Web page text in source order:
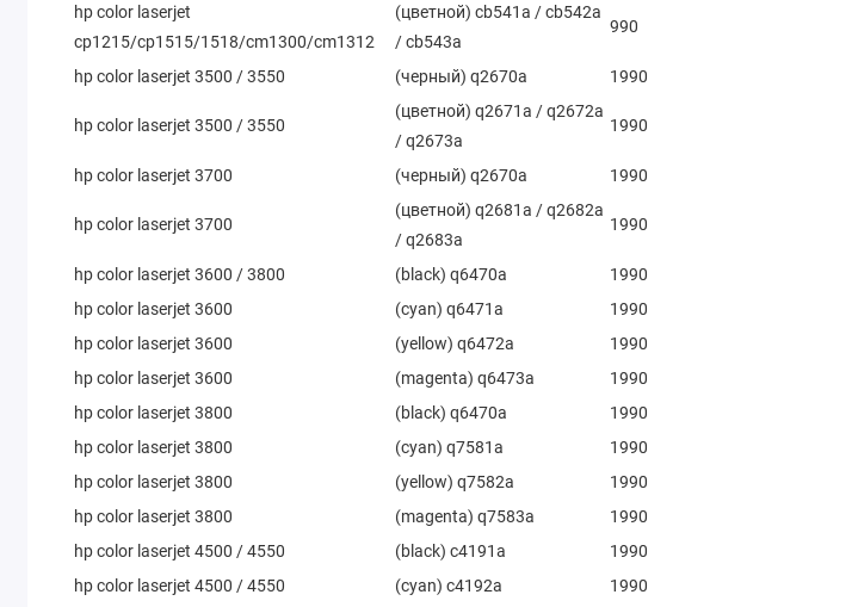
hp color laserjet
cp1215/cp1515/1518/cm1300/cm1312
(цветной) cb541a / cb542a
/ cb543a
990
hp color laserjet 3500 / 3550 (черный) q2670a 1990
hp color laserjet 3500 / 3550
(цветной) q2671a / q2672a
/ q2673a
1990
hp color laserjet 3700 (черный) q2670a 1990
hp color laserjet 3700
(цветной) q2681a / q2682a
/ q2683a
1990
hp color laserjet 3600 / 3800 (black) q6470a
1990
hp color laserjet 3600
(cyan) q6471a
1990
hp color laserjet 3600
(yellow) q6472a
1990
hp color laserjet 3600
(magenta) q6473a
1990
hp color laserjet 3800
(black) q6470a
1990
hp color laserjet 3800
(cyan) q7581a
1990
hp color laserjet 3800
(yellow) q7582a
1990
hp color laserjet 3800
(magenta) q7583a
1990
hp color laserjet 4500 / 4550
(black) c4191a
1990
hp color laserjet 4500 / 4550
(cyan) c4192a
1990